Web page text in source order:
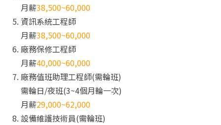
月薪38,500~60,000
資訊系統工程師
月薪38,500~60,000
廠務保修工程師
月薪40,000~60,000
廠務值班助理工程師(需輪班)
需輪日/夜班(3~4個月輪一次)
月薪29,000~62,000
設備維護技術員(需輪班)